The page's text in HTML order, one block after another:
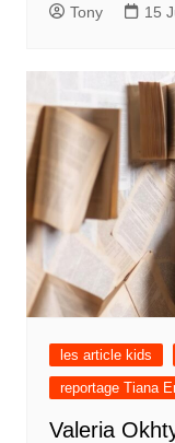
Tony 15
les article kids
reportage Tiana
Valeria